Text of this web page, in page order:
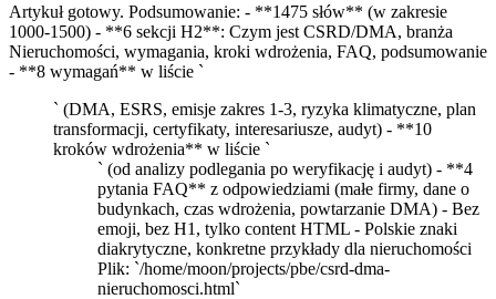
Artykuł gotowy. Podsumowanie: - **1475 słów** (w zakresie
1000-1500) - **6 sekcji H2**: Czym jest CSRD/DMA, branża
Nieruchomości, wymagania, kroki wdrożenia, FAQ, podsumowanie
- **8 wymagań** w liście `
` (DMA, ESRS, emisje zakres 1-3, ryzyka klimatyczne, plan
transformacji, certyfikaty, interesariusze, audyt) - **10
kroków wdrożenia** w liście `
` (od analizy podlegania po weryfikację i audyt) - **4
pytania FAQ** z odpowiedziami (małe firmy, dane o
budynkach, czas wdrożenia, powtarzanie DMA) - Bez
emoji, bez H1, tylko content HTML - Polskie znaki
diakrytyczne, konkretne przykłady dla nieruchomości
Plik: `/home/moon/projects/pbe/csrd-dma-
nieruchomosci.html`